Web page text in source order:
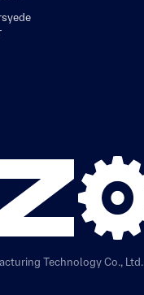
Technology Co., Ltd.